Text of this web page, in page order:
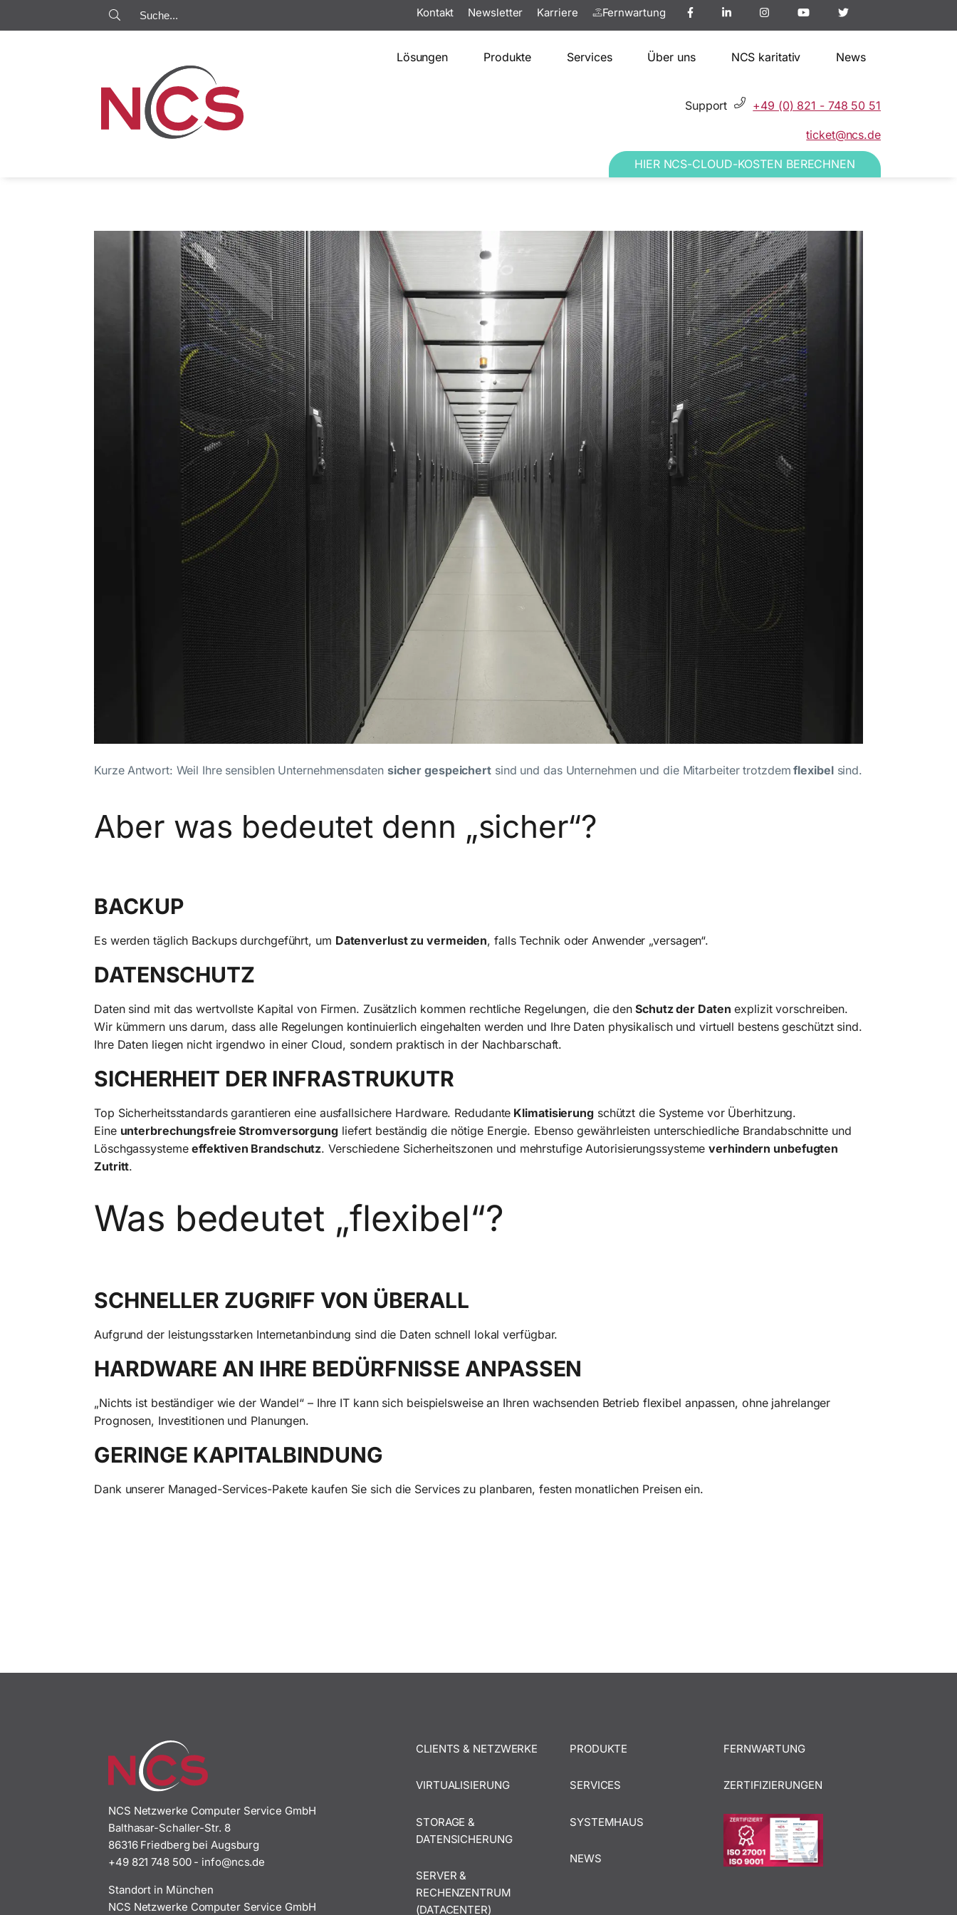
Kontakt Newsletter Karriere Fernwartung
Lösungen Produkte Services Über uns NCS karitativ News
Support +49 (0) 821 - 748 50 51
ticket@ncs.de
HIER NCS-CLOUD-KOSTEN BERECHNEN
Kurze Antwort: Weil Ihre sensiblen Unternehmensdaten sicher gespeichertsind und das Unternehmen und die Mitarbeiter trotzdem flexibelsind.
Aber was bedeutet denn „sicher“?
BACKUP
Es werden täglich Backups durchgeführt, um Datenverlust zu vermeiden, falls Technik oder Anwender „versagen“.
DATENSCHUTZ
Daten sind mit das wertvollste Kapital von Firmen. Zusätzlich kommen rechtliche Regelungen, die den Schutz der Daten explizit vorschreiben.
Wir kümmern uns darum, dass alle Regelungen kontinuierlich eingehalten werden und Ihre Daten physikalisch und virtuell bestens geschützt sind.
Ihre Daten liegen nicht irgendwo in einer Cloud, sondern praktisch in der Nachbarschaft.
SICHERHEIT DER INFRASTRUKUTR
Top Sicherheitsstandards garantieren eine ausfallsichere Hardware. Redudante Klimatisierungschützt die Systeme vor Überhitzung.
Eine unterbrechungsfreie Stromversorgung liefert beständig die nötige Energie. Ebenso gewährleisten unterschiedliche Brandabschnitte und
Löschgassystemeeffektiven Brandschutz. Verschiedene Sicherheitszonen und mehrstufige Autorisierungssystemeverhindern unbefugten
Zutritt.
Was bedeutet „flexibel“?
SCHNELLER ZUGRIFF VON ÜBERALL
Aufgrund der leistungsstarken Internetanbindung sind die Daten schnell lokal verfügbar.
HARDWARE AN IHRE BEDÜRFNISSE ANPASSEN
„Nichts ist beständiger wie der Wandel“ – Ihre IT kann sich beispielsweise an Ihren wachsenden Betrieb flexibel anpassen, ohne jahrelanger
Prognosen, Investitionen und Planungen.
GERINGE KAPITALBINDUNG
Dank unserer Managed-Services-Pakete kaufen Sie sich die Services zu planbaren, festen monatlichen Preisen ein.
NCS Netzwerke Computer Service GmbH
Balthasar-Schaller-Str. 8
86316 Friedberg bei Augsburg
+49 821 748 500- ed.sc
n@ofn
i
Standort in München
NCS Netzwerke Computer Service GmbH
CLIENTS & NETZWERKE
VIRTUALISIERUNG
STORAGE &
DATENSICHERUNG
SERVER &
RECHENZENTRUM
(DATACENTER)
PRODUKTE
SERVICES
SYSTEMHAUS
NEWS
FERNWARTUNG
ZERTIFIZIERUNGEN